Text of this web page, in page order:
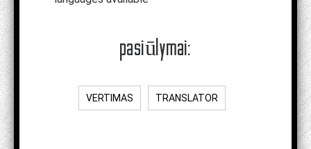
pasiūlymai:
VERTIMAS TRANSLATOR